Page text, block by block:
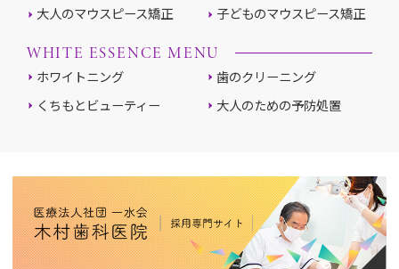
大人のマウスピース矯正
子どものマウスピース矯正
WHITE ESSENCE MENU
ホワイトニング
歯のクリーニング
くちもとビューティー
大人のための予防処置